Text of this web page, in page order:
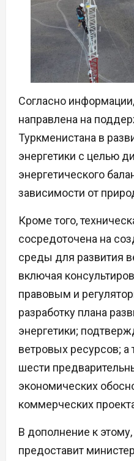
Согласно
направлена на
Туркменистана в
энергетики с целью
энергетического
зависимости от
Кроме того,
сосредоточена на
среды для развития
включая
правовым и
разработку плана
энергетики;
ветровых ресурсов; а
шести
экономических
коммерческих
В дополнение к
предоставит